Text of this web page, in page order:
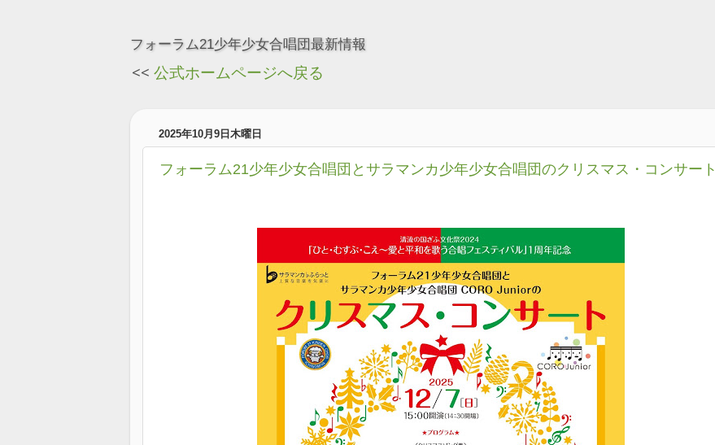
フォーラム21少年少女合唱団最新情報
<< 公式ホームページへ戻る
2025年10月9日木曜日
フォーラム21少年少女合唱団とサラマンカ少年少女合唱団のクリスマス・コンサート